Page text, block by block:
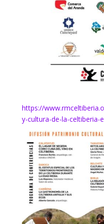
https://
y-cultura-de-la-celtiberia-